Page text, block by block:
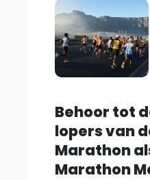
Behoor tot
lopers van
Marathon
Marathon